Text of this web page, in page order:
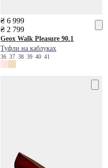
₴ 6 999
₴ 2 799
Geox Walk Pleasure 90.1
Туфли на каблуках
363738394041